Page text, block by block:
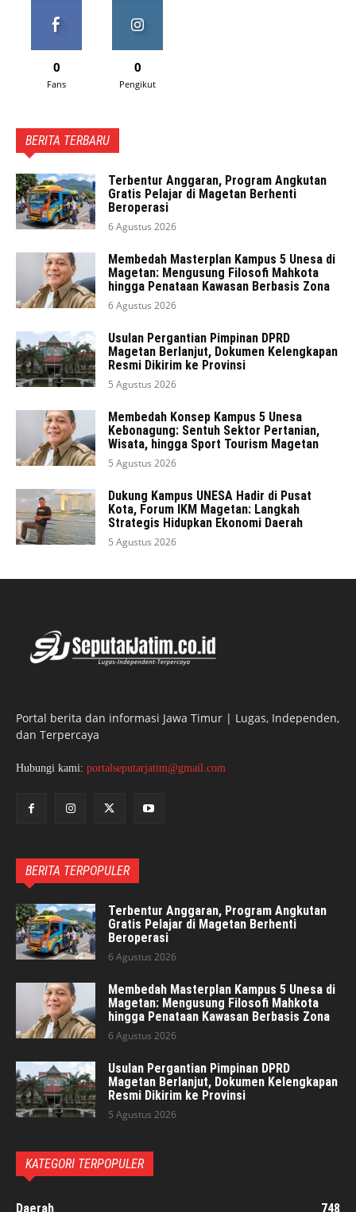
0
Fans
0
Pengikut
BERITA TERBARU
Terbentur Anggaran, Program Angkutan
Gratis Pelajar di Magetan Berhenti
Beroperasi
6 Agustus 2026
Membedah Masterplan Kampus 5 Unesa di
Magetan: Mengusung Filosofi Mahkota
hingga Penataan Kawasan Berbasis Zona
6 Agustus 2026
Usulan Pergantian Pimpinan DPRD
Magetan Berlanjut, Dokumen Kelengkapan
Resmi Dikirim ke Provinsi
5 Agustus 2026
Membedah Konsep Kampus 5 Unesa
Kebonagung: Sentuh Sektor Pertanian,
Wisata, hingga Sport Tourism Magetan
5 Agustus 2026
Dukung Kampus UNESA Hadir di Pusat
Kota, Forum IKM Magetan: Langkah
Strategis Hidupkan Ekonomi Daerah
5 Agustus 2026
Portal berita dan informasi Jawa Timur | Lugas, Independen,
dan Terpercaya
Hubungi kami: portalseputarjatim@gmail.com
BERITA TERPOPULER
Terbentur Anggaran, Program Angkutan
Gratis Pelajar di Magetan Berhenti
Beroperasi
6 Agustus 2026
Membedah Masterplan Kampus 5 Unesa di
Magetan: Mengusung Filosofi Mahkota
hingga Penataan Kawasan Berbasis Zona
6 Agustus 2026
Usulan Pergantian Pimpinan DPRD
Magetan Berlanjut, Dokumen Kelengkapan
Resmi Dikirim ke Provinsi
5 Agustus 2026
KATEGORI TERPOPULER
Daerah 748